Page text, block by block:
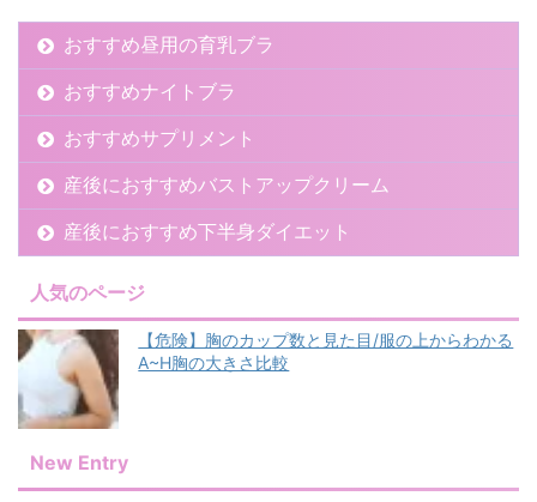
おすすめ昼用の育乳ブラ
おすすめナイトブラ
おすすめサプリメント
産後におすすめバストアップクリーム
産後におすすめ下半身ダイエット
人気のページ
【危険】胸のカップ数と見た目/服の上からわかる
A~H胸の大きさ比較
New Entry